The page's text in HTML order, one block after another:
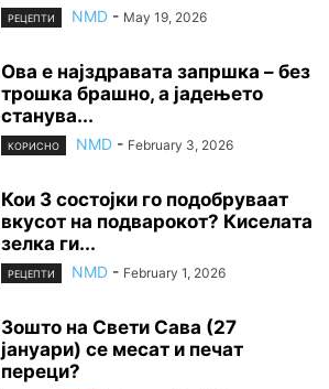
РЕЦЕПТИ NMD - May 19, 2026
Ова е најздравата запршка – без
трошка брашно, а јадењето
станува...
КОРИСНО NMD - February 3, 2026
Кои 3 состојки го подобруваат
вкусот на подварокот? Киселата
зелка ги...
РЕЦЕПТИ NMD - February 1, 2026
Зошто на Свети Сава (27
јануари) се месат и печат
переци?